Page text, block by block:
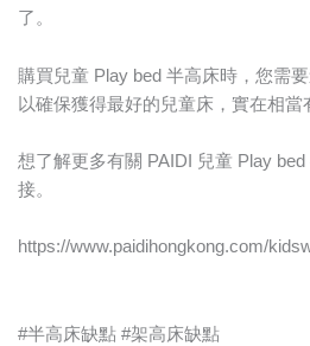
了。
購買兒童 Play bed 半高床時，您需
以確保獲得最好的兒童床，實在相當
想了解更多有關 PAIDI 兒童 Play
接。
https://www.paidihongkong.com/
#半高床缺點 #架高床缺點